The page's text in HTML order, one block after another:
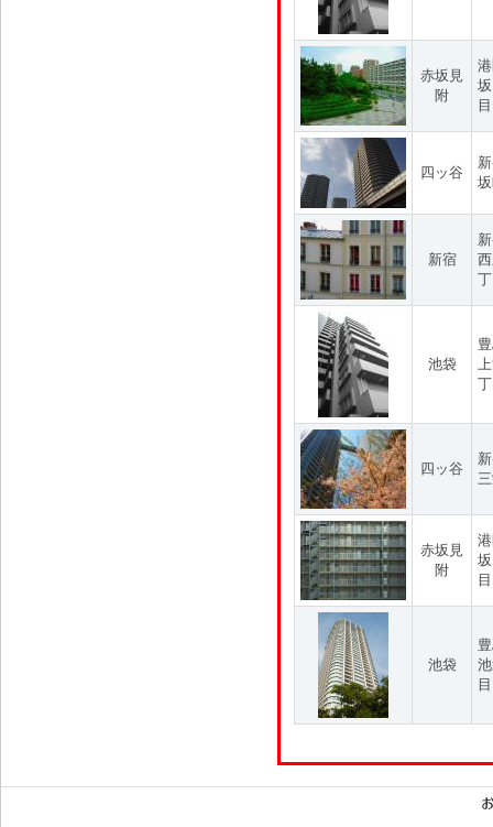
赤坂見
附
目
四ッ谷
新宿
池袋
四ッ谷
赤坂見
附
目
池袋
目